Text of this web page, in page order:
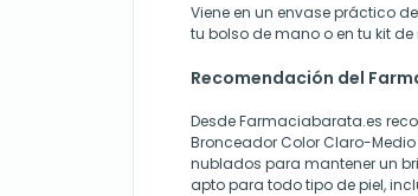
Viene en un envase práctico
tu bolso de mano o en tu kit
Recomendación del
Desde Farmaciabarata.es
Bronceador Color Claro-
nublados para mantener un
apto para todo tipo de piel,